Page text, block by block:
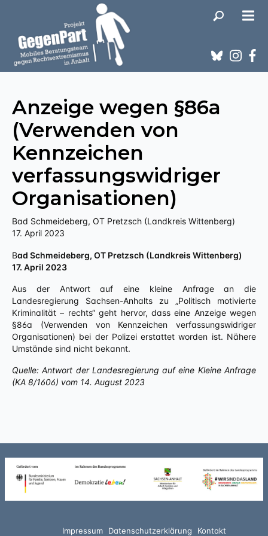
Anzeige wegen §86a
(Verwenden von
Kennzeichen
verfassungswidriger
Organisationen)
Bad Schmeideberg, OT Pretzsch (Landkreis Wittenberg)
17. April 2023
Bad Schmeideberg, OT Pretzsch (Landkreis Wittenberg)
17. April 2023
Aus der Antwort auf eine kleine Anfrage an die
Landesregierung Sachsen-Anhalts zu „Politisch motivierte
Kriminalität – rechts“ geht hervor, dass eine Anzeige wegen
§86a (Verwenden von Kennzeichen verfassungswidriger
Organisationen) bei der Polizei erstattet worden ist. Nähere
Umstände sind nicht bekannt.
Quelle: Antwort der Landesregierung auf eine Kleine Anfrage
(KA 8/1606) vom 14. August 2023
Impressum Datenschutzerklärung Kontakt